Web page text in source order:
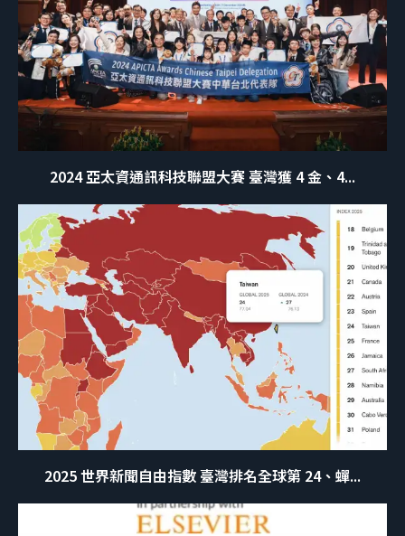
2024 亞太資通訊科技聯盟大賽 臺灣獲 4 金、4...
2025 世界新聞自由指數 臺灣排名全球第 24、蟬...